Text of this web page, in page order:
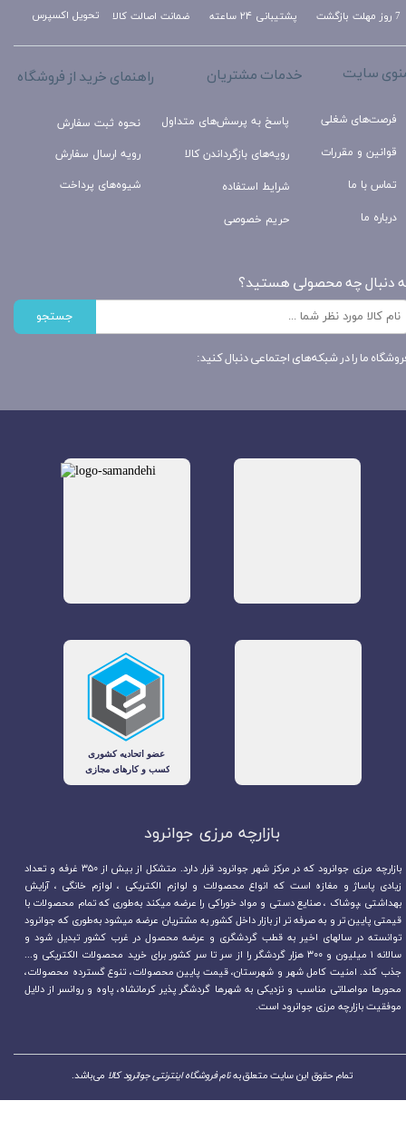
بازارچه مرزی جوانرود​​​​​​​
بازارچه مرزی جوانرود که در مرکز شهر جوانرود قرار دارد. متشکل از بیش از ۳۵۰ غرفه و تعداد
زیادی پاساژ و مغازه است که انواع محصولات و لوازم الکتریکی ، لوازم خانگی ، آرایش
بهداشتی ،پوشاک ، صنایع دستی و مواد خوراکی را عرضه میکند به‌طوری که تمام محصولات با
قیمتی پایین تر و به صرفه تر از بازار داخل کشور به مشتریان عرضه میشود به‌طوری که جوانرود
توانسته در سالهای اخیر به قطب گردشگری و عرضه محصول در غرب کشور تبدیل شود و
سالانه ۱ میلیون و ۳۰۰ هزار گردشگر را از سر تا سر کشور برای خرید محصولات الکتریکی و...
جذب کند. امنیت کامل شهر و شهرستان، قیمت پایین محصولات، تنوع گسترده محصولات،
محورها مواصلاتی مناسب و نزدیکی به شهرها گردشگر پذیر کرمانشاه، پاوه و روانسر از دلایل
موفقیت بازارچه مرزی جوانرود است.
تمام حقوق این سایت متعلق بهنام فروشگاه اینترنتی جوانرود کالا می‌باشد.
تحویل اکسپرس پشتیبانی ۲۴ ساعته 7 روز مهلت بازگشت ضمانت اصالت کالا
راهنمای خرید از فروشگاه
نحوه ثبت سفارش
رویه ارسال سفارش
شیوه‌های پرداخت
خدمات مشتریان
پاسخ به پرسش‌های متداول
رویه‌های بازگرداندن کالا
شرایط استفاده
حریم خصوصی
سایت
فرصت‌های شغلی
قوانین و مقررات
تماس با ما
درباره ما
دنبال چه محصولی هستید؟
جستجو
ما را در شبکه‌های اجتماعی دنبال کنید: